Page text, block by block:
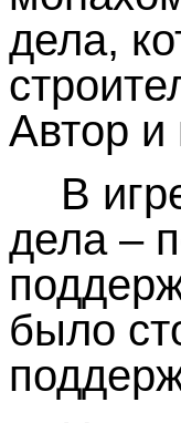
дела,
Автор и
В
дела –
было